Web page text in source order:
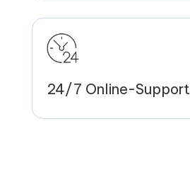
24/7 Online-Support